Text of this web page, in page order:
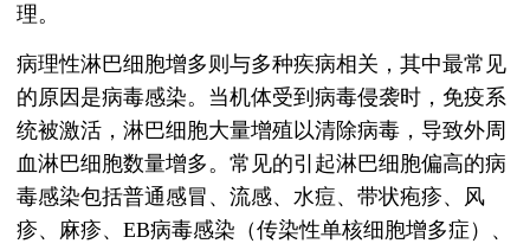
理。
病理性淋巴细胞增多则与多种疾病相关，其中最常见
的原因是病毒感染。当机体受到病毒侵袭时，免疫系
统被激活，淋巴细胞大量增殖以清除病毒，导致外周
血淋巴细胞数量增多。常见的引起淋巴细胞偏高的病
毒感染包括普通感冒、流感、水痘、带状疱疹、风
疹、麻疹、EB病毒感染（传染性单核细胞增多症）、